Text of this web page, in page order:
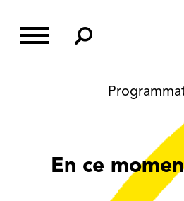
content
En ce